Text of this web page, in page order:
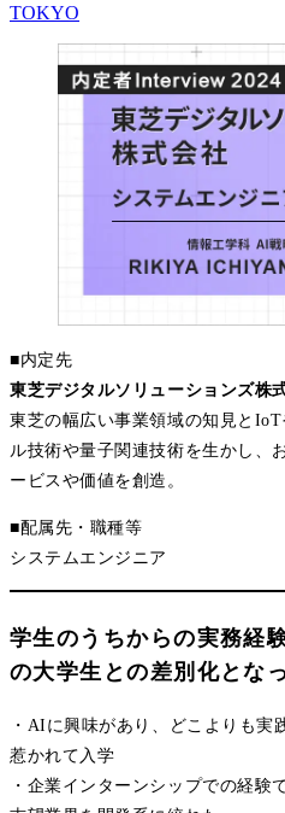
TOKYO
■内定先
東芝デジタルソリューションズ株
東芝の幅広い事業領域の知見と
ル技術や量子関連技術を生かし、
ービスや価値を創造。
■配属先・職種等
システムエンジニア
学生のうちからの実務経
の大学生との差別化とな
・AIに興味があり、どこよりも実
惹かれて入学
・企業インターンシップでの経験